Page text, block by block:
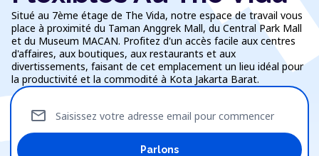
Situé au 7ème étage de The Vida, notre espace de travail vous
place à proximité du Taman Anggrek Mall, du Central Park Mall
et du Museum MACAN. Profitez d'un accès facile aux centres
d'affaires, aux boutiques, aux restaurants et aux
divertissements, faisant de cet emplacement un lieu idéal pour
la productivité et la commodité à Kota Jakarta Barat.
Saisissez votre adresse email pour commencer
mail
Parlons